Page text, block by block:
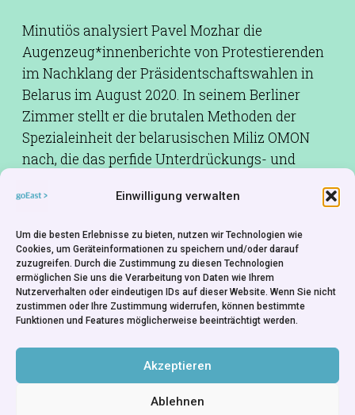
Einwilligung verwalten
Um die besten Erlebnisse zu bieten, nutzen wir Technologien wie
Cookies, um Geräteinformationen zu speichern und/oder darauf
zuzugreifen. Durch die Zustimmung zu diesen Technologien
ermöglichen Sie uns die Verarbeitung von Daten wie Ihrem
Nutzerverhalten oder eindeutigen IDs auf dieser Website. Wenn Sie nicht
zustimmen oder Ihre Zustimmung widerrufen, können bestimmte
Funktionen und Features möglicherweise beeinträchtigt werden.
Akzeptieren
Ablehnen
Minutiös analysiert Pavel Mozhar die
Augenzeug*innenberichte von Protestierenden
im Nachklang der Präsidentschaftswahlen in
Belarus im August 2020. In seinem Berliner
Zimmer stellt er die brutalen Methoden der
Spezialeinheit der belarusischen Miliz OMON
nach, die das perfide Unterdrückungs- und
Augen führt.
Drehbuch:Pavel Mozhar
Kamera:Adam Graf, Jonas Römmig
Schnitt:Florian Seufert, Pavel Mozhar
Ton:Ganna Gryniva
Kurzfilm Agentur Hamburg e.V.